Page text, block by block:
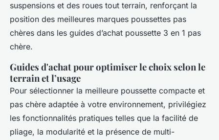
suspensions et des roues tout terrain, renforçant la
position des meilleures marques poussettes pas
chères dans les guides d’achat poussette 3 en 1 pas
chère.
Guides d'achat pour optimiser le choix selon le
terrain et l’usage
Pour sélectionner la meilleure poussette compacte et
pas chère adaptée à votre environnement, privilégiez
les fonctionnalités pratiques telles que la facilité de
pliage, la modularité et la présence de multi-